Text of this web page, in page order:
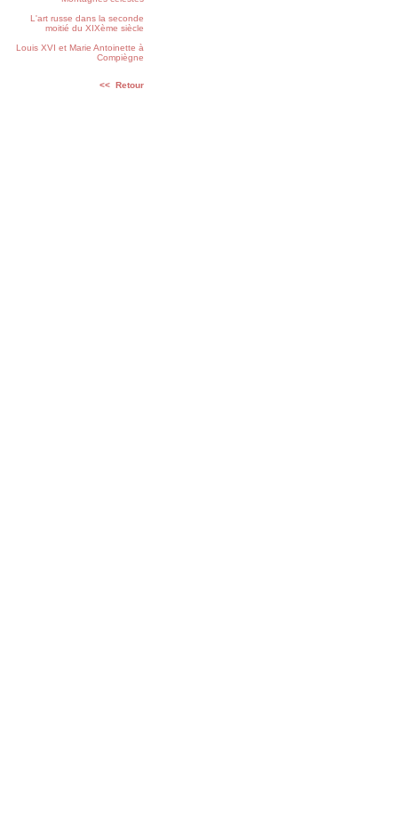
L'art russe dans la seconde
moitié du XIXème siècle
Louis XVI et Marie Antoinette à
Compiègne
<< Retour